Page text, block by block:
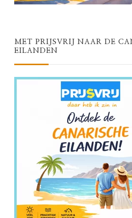
MET PRIJSVRIJ NAAR DE
EILANDEN